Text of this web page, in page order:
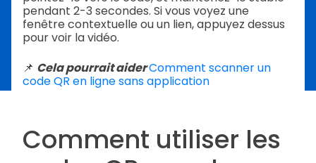
pendant 2-3 secondes. Si vous voyez une
fenêtre contextuelle ou un lien, appuyez dessus
pour voir la vidéo.
📌 Cela pourrait aiderComment scanner un
code QR en ligne sans application
Comment utiliser les